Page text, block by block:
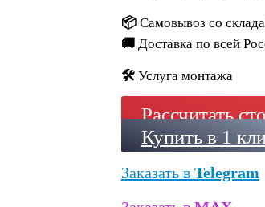
📦 Самовывоз со склада
🚚 Доставка по всей
🛠️ Услуга монтажа
Рассчитать
Купить в 1
Заказать в Telegram